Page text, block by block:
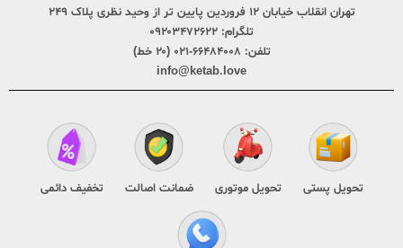
تهران انقلاب خیابان ۱۲ فروردین پایین تر از وحید نظری پلاک ۲۴۹
تلگرام: ۰۹۲۰۳۴۷۲۶۲۲
تلفن: ۶۶۴۸۴۰۰۸-۰۲۱ (۲۰ خط)
info@ketab.love
تحویل پستی تحویل موتوری ضمانت اصالت تخفیف دائمی